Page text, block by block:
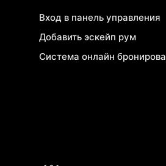
Вход в панель управления
Добавить эскейп рум
Система онлайн